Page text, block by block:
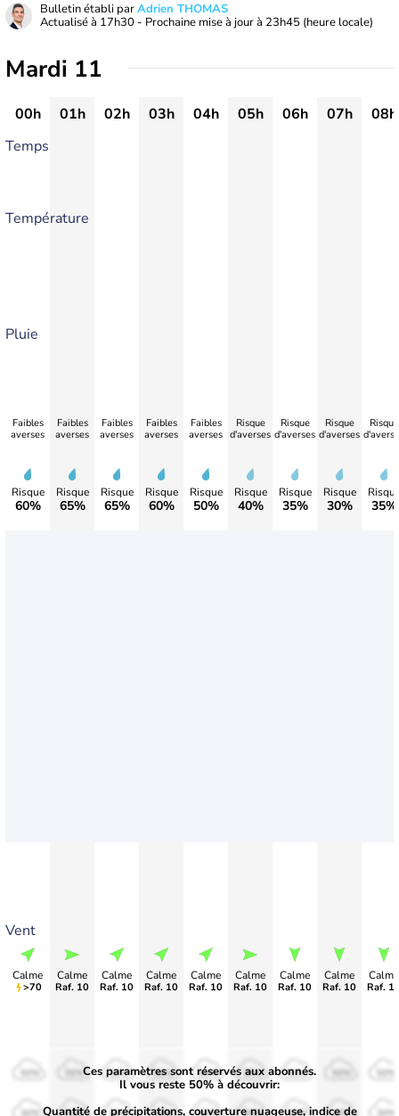
Bulletin établi parAdrien THOMAS
Actualisé à 17h30 - Prochaine mise à jour à 23h45 (heure locale)
Mardi 11
00h 01h 02h 03h 04h 05h 06h 07h
08h
Temps
Température
Pluie
Vent
Faibles
averses
Risque
60%
Calme
>70
Faibles
averses
Risque
65%
Calme
Raf. 10
Faibles
averses
Risque
65%
Calme
Raf. 10
Faibles
averses
Risque
60%
Calme
Raf. 10
Faibles
averses
Risque
50%
Calme
Raf. 10
Risque
d'averses
Risque
40%
Calme
Raf. 10
Risque
d'averses
Risque
35%
Calme
Raf. 10
Risque
d'averses
Risque
30%
Calme
Raf. 10
Risque
35%
Calme
Raf.
50%
30%
50%
30%
50%
30%
50%
30%
50%
30%
50%
30%
50%
30% 30% 30%
Ces paramètres sont réservés aux abonnés.
Il vous reste 50% à découvrir:
Quantité de précipitations, couverture nuageuse, indice de